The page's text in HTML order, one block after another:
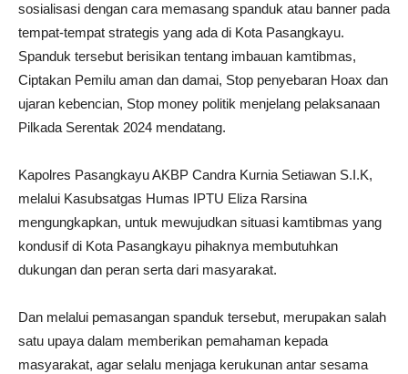
sosialisasi dengan cara memasang spanduk atau banner pada
tempat-tempat strategis yang ada di Kota Pasangkayu.
Spanduk tersebut berisikan tentang imbauan kamtibmas,
Ciptakan Pemilu aman dan damai, Stop penyebaran Hoax dan
ujaran kebencian, Stop money politik menjelang pelaksanaan
Pilkada Serentak 2024 mendatang.
Kapolres Pasangkayu AKBP Candra Kurnia Setiawan S.I.K,
melalui Kasubsatgas Humas IPTU Eliza Rarsina
mengungkapkan, untuk mewujudkan situasi kamtibmas yang
kondusif di Kota Pasangkayu pihaknya membutuhkan
dukungan dan peran serta dari masyarakat.
Dan melalui pemasangan spanduk tersebut, merupakan salah
satu upaya dalam memberikan pemahaman kepada
masyarakat, agar selalu menjaga kerukunan antar sesama